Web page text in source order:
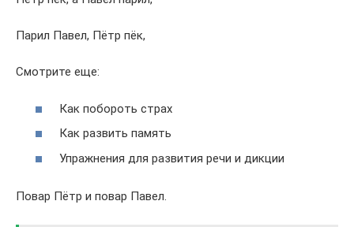
Парил Павел, Пётр пёк,
Смотрите еще:
Как побороть страх
Как развить память
Упражнения для развития речи и дикции
Повар Пётр и повар Павел.